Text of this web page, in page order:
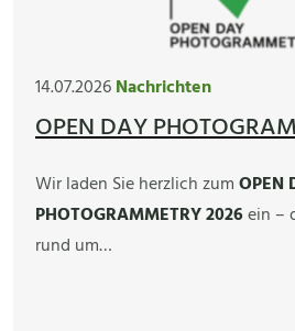
14.07.2026Nachrichten
OPEN DAY
Wir laden Sie herzlich zumOPEN
PHOTOGRAMMETRY 2026ein –
rund um…